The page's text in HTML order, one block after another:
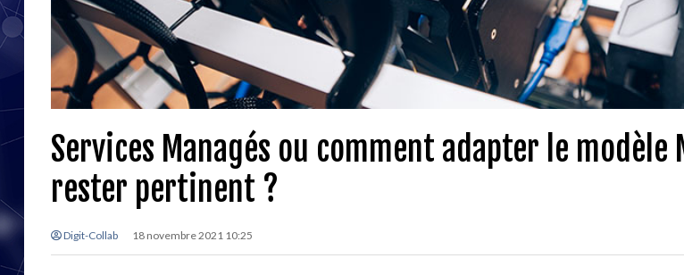
Services Managés ou comment adapter le modèle
rester pertinent ?
Digit-Collab 18 novembre 2021 10:25